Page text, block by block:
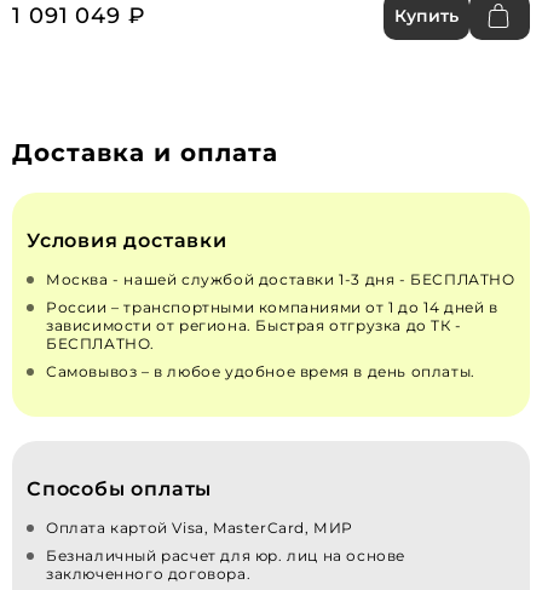
1 091 049 ₽
Купить
Доставка и оплата
Условия доставки
Москва - нашей службой доставки 1-3 дня - БЕСПЛАТНО
России – транспортными компаниями от 1 до 14 дней в
зависимости от региона. Быстрая отгрузка до ТК -
БЕСПЛАТНО.
Самовывоз – в любое удобное время в день оплаты.
Способы оплаты
Оплата картой Visa, MasterCard, МИР
Безналичный расчет для юр. лиц на основе
заключенного договора.